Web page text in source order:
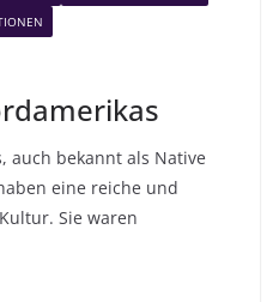
auch bekannt als Native
eine reiche und
Sie waren